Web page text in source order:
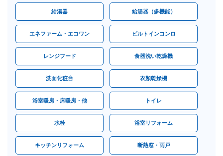
給湯器 給湯器（多機能）
エネファーム・エコワン ビルトインコンロ
レンジフード 食器洗い乾燥機
洗面化粧台 衣類乾燥機
浴室暖房・床暖房・他 トイレ
水栓 浴室リフォーム
キッチンリフォーム 断熱窓・雨戸